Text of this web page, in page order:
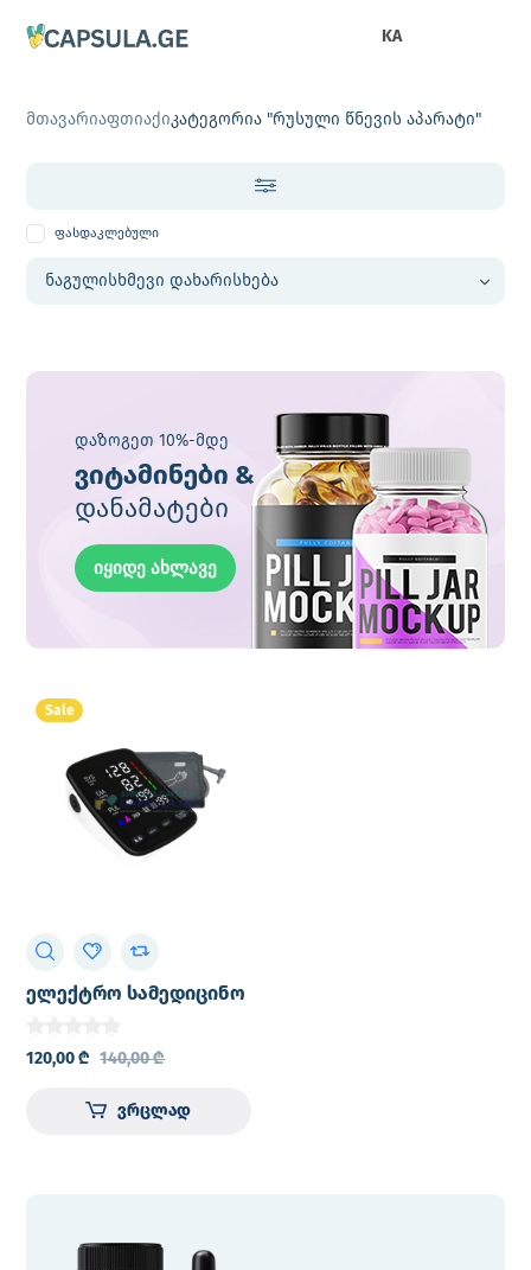
KA
მთავარიაფთიაქიკატეგორია "რუსული წნევის აპარატი"
ფასდაკლებული
დაზოგეთ 10%-მდე
ვიტამინები &
დანამატები
იყიდე ახლავე
Sale
ელექტრო სამედიცინო
ALPHAMED – U82RH
120,00₾ 140,00₾
ვრცლად